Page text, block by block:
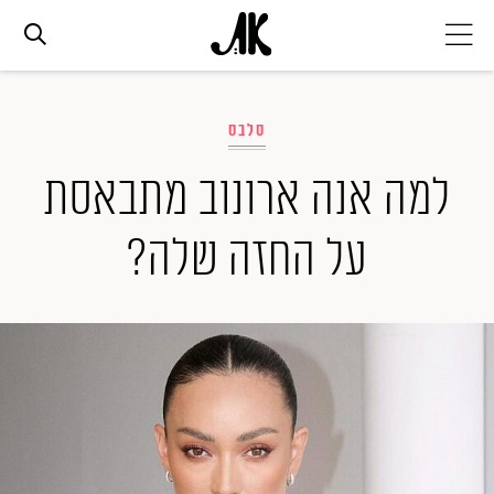
אופנה
ביוטי
סלבס
ערוצים נוספים
המגזין
סלבס
למה אנה ארונוב מתבאסת
על החזה שלה?